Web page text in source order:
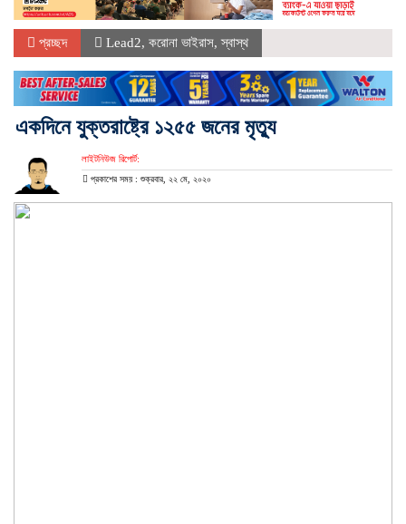
প্রচ্ছদ Lead2, করোনা ভাইরাস, স্বাস্থ
একদিনে যুক্তরাষ্ট্রে ১২৫৫ জনের মৃত্যু
লাইটনিউজ রিপোর্ট:
প্রকাশের সময় : শুক্রবার, ২২ মে, ২০২০